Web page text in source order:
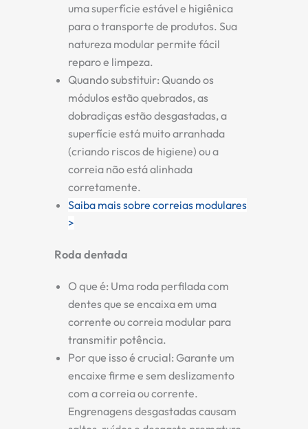
uma superfície estável e higiênica
para o transporte de produtos. Sua
natureza modular permite fácil
reparo e limpeza.
Quando substituir: Quando os
módulos estão quebrados, as
dobradiças estão desgastadas, a
superfície está muito arranhada
(criando riscos de higiene) ou a
correia não está alinhada
corretamente.
Saiba mais sobre correias modulares
>
Roda dentada
O que é: Uma roda perfilada com
dentes que se encaixa em uma
corrente ou correia modular para
transmitir potência.
Por que isso é crucial: Garante um
encaixe firme e sem deslizamento
com a correia ou corrente.
Engrenagens desgastadas causam